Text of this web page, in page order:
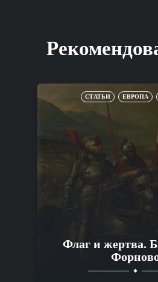
СТАТЬИ ЕВРОПА
Флаг и жертва.